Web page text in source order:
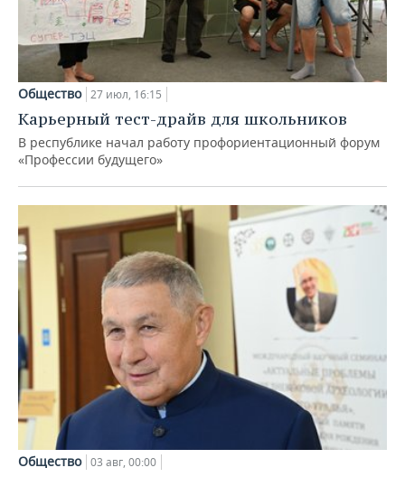
Общество 27 июл, 16:15
Карьерный тест-драйв для школьников
В республике начал работу профориентационный форум
«Профессии будущего»
Общество 03 авг, 00:00